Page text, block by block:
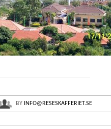
BY INFO@RESESKAFFERIET.SE